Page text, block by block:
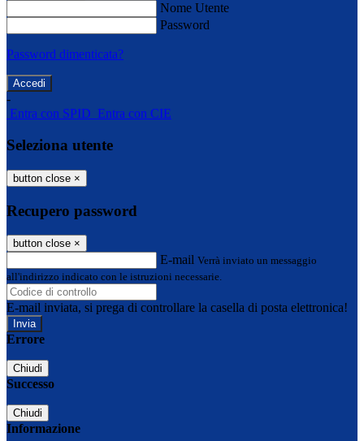
Nome Utente
Password
Password dimenticata?
-
Entra con SPID Entra con CIE
Seleziona utente
button close ×
Recupero password
button close ×
E-mail Verrà inviato un messaggio
all'indirizzo indicato con le istruzioni necessarie.
E-mail inviata, si prega di controllare la casella di posta elettronica!
Errore
Chiudi
Successo
Chiudi
Informazione